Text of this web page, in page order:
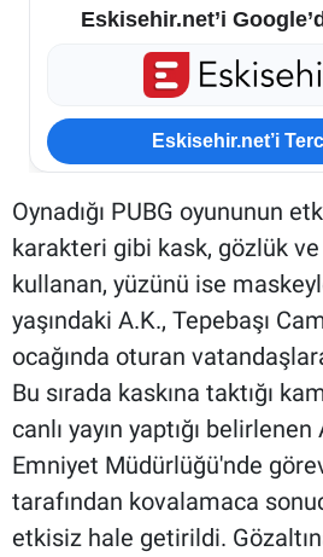
Eskisehir.net’i
Eskisehir.net’i
Oynadığı PUBG oyununun
karakteri gibi kask, gözlük
kullanan, yüzünü ise
yaşındaki A.K., Tepebaşı
ocağında oturan
Bu sırada kaskına taktığı
canlı yayın yaptığı
Emniyet Müdürlüğü'nde
tarafından kovalamaca
etkisiz hale getirildi.